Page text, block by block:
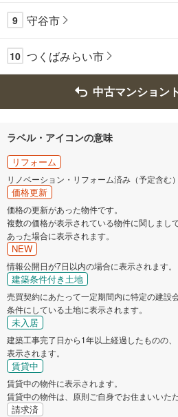
9 守谷市
10 つくばみらい市
中古マンション
ラベル・アイコンの意味
リフォーム
リノベーション・リフォーム済み（予定含む
価格更新
価格の更新があった物件です。
複数の価格が表示されている物件に関しまし
あった場合に表示されます。
NEW
情報公開日が7日以内の場合に表示されます。
建築条件付き土地
売買契約にあたって一定期間内に特定の建設
条件にしている土地に表示されます。
未入居
建築工事完了日から1年以上経過したものの
表示されます。
賃貸中
賃貸中の物件に表示されます。
賃貸中の物件は、原則ご自身でお住まいいた
請求済